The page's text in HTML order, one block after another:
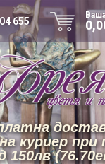
655
куриер при
150лв